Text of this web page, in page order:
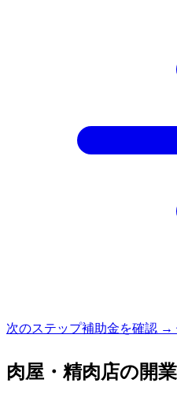
次のステップ補助金を確認 →
肉屋・精肉店の開